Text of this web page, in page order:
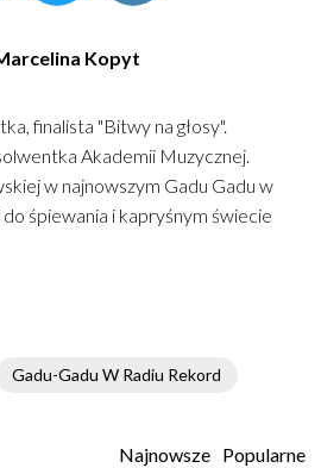
Kopyt
finalista "Bitwy na głosy".
Akademii Muzycznej.
w najnowszym Gadu Gadu w
do śpiewania i kapryśnym świecie
Gadu-Gadu W Radiu Rekord
Popularne
Najnowsze